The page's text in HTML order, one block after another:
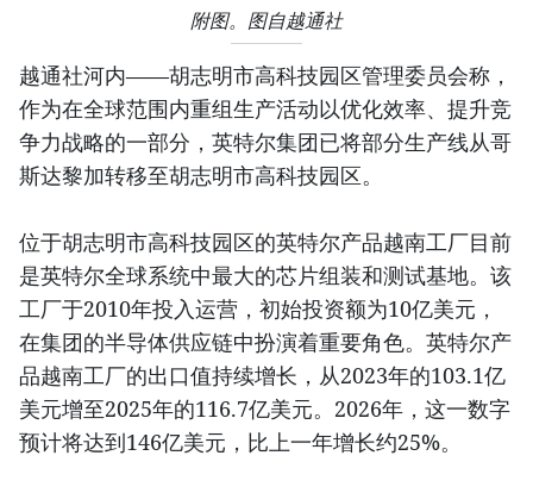
附图。图自越通社
越通社河内——胡志明市高科技园区管理委员会称，
作为在全球范围内重组生产活动以优化效率、提升竞
争力战略的一部分，英特尔集团已将部分生产线从哥
斯达黎加转移至胡志明市高科技园区。
位于胡志明市高科技园区的英特尔产品越南工厂目前
是英特尔全球系统中最大的芯片组装和测试基地。该
工厂于2010年投入运营，初始投资额为10亿美元，
在集团的半导体供应链中扮演着重要角色。英特尔产
品越南工厂的出口值持续增长，从2023年的103.1亿
美元增至2025年的116.7亿美元。2026年，这一数字
预计将达到146亿美元，比上一年增长约25%。